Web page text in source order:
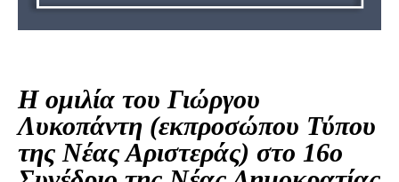
Η ομιλία του Γιώργου
Λυκοπάντη (εκπροσώπου Τύπου
της Νέας Αριστεράς) στο 16ο